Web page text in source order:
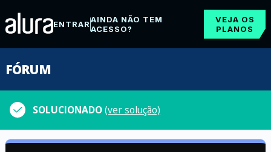
ENTRARAINDA NÃO TEM
ACESSO?
VEJA OS
PLANOS
FÓRUM
SOLUCIONADO(ver solução)